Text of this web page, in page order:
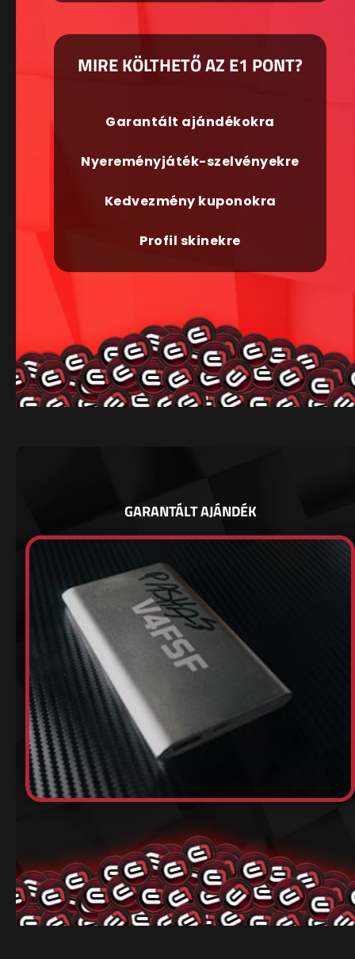
MIRE KÖLTHETŐ AZ E1 PONT?
Garantált ajándékokra
Nyereményjáték-szelvényekre
Kedvezmény kuponokra
Profil skinekre
GARANTÁLT AJÁNDÉK